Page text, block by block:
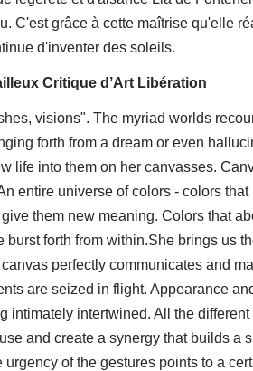
C'est grâce à cette maîtrise qu'elle
d'inventer des soleils.
Critique d’Art Libération
visions". The myriad worlds
forth from a dream or even
life into them on her canvasses.
entire universe of colors - colors
them new meaning. Colors that
burst forth from within.She brings us
perfectly communicates and
are seized in flight. Appearance
intimately intertwined. All the
and create a synergy that builds a
urgency of the gestures points to a